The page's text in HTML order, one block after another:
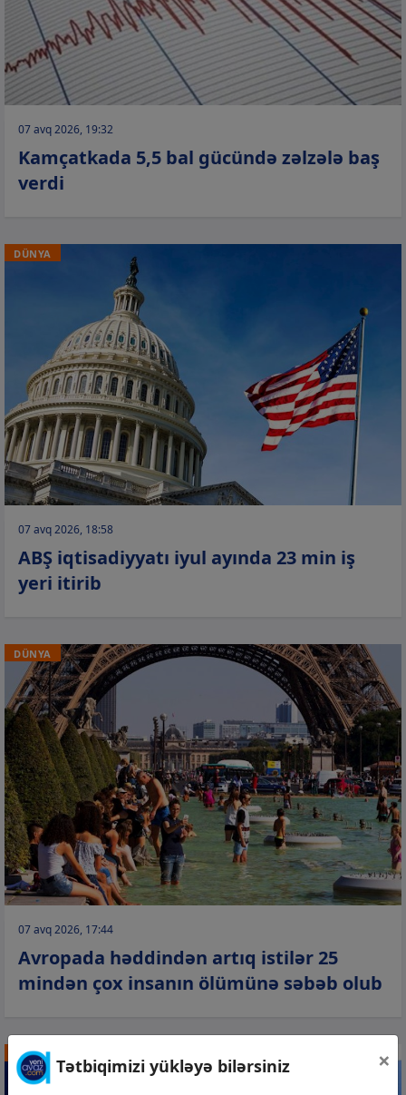
07 avq 2026, 19:32
Kamçatkada 5,5 bal gücündə zəlzələ baş
verdi
DÜNYA
07 avq 2026, 18:58
ABŞ iqtisadiyyatı iyul ayında 23 min iş
yeri itirib
DÜNYA
07 avq 2026, 17:44
Avropada həddindən artıq istilər 25
mindən çox insanın ölümünə səbəb olub
DÜNYA
Tətbiqimizi yükləyə bilərsiniz ×